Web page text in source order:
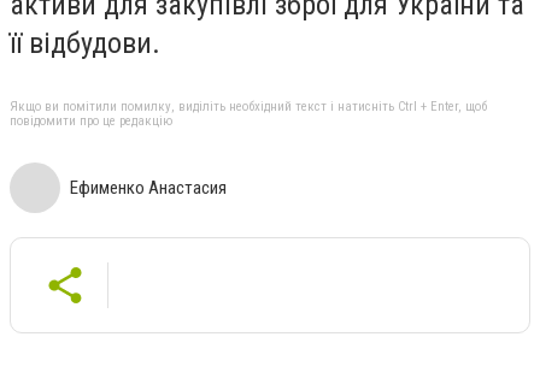
її відбудови.
Якщо ви помітили помилку, виділіть необхідний текст і натисніть Ctrl + Enter, щоб
повідомити про це редакцію
Ефименко Анастасия